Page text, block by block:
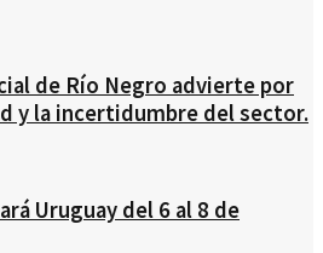
de Río Negro advierte por
y la incertidumbre del sector.
Uruguay del 6 al 8 de